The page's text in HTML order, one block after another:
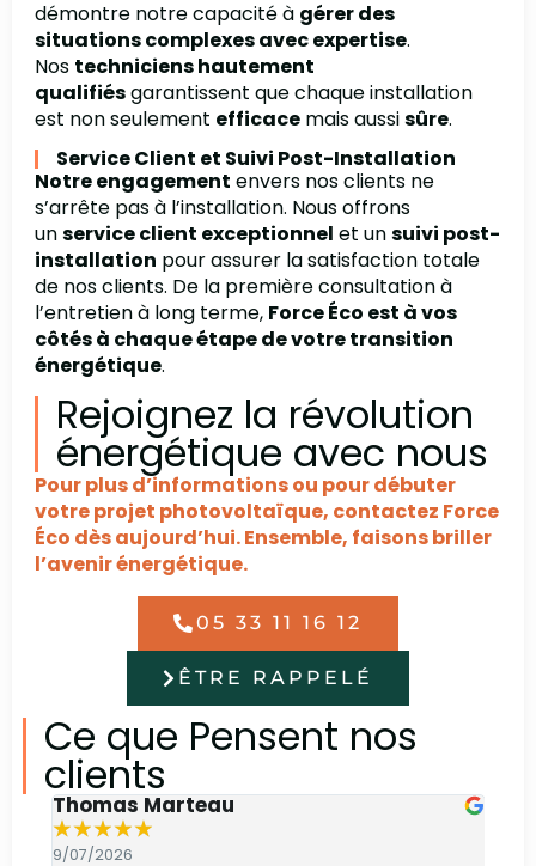
démontre notre capacité à gérer des
situations complexes avec expertise.
Nos techniciens hautement
qualifiésgarantissent que chaque installation
est non seulement efficacemais aussisûre.
Service Client et Suivi Post-Installation
Notre engagement envers nos clients ne
s’arrête pas à l’installation. Nous offrons
unservice client exceptionnel et unsuivi post-
installation pour assurer la satisfaction totale
de nos clients. De la première consultation à
l’entretien à long terme, Force Éco est à vos
côtés à chaque étape de votre transition
énergétique.
Rejoignez la révolution
énergétique avec nous
Pour plus d’informations ou pour débuter
votre projet photovoltaïque, contactez Force
Éco dès aujourd’hui. Ensemble, faisons briller
l’avenir énergétique.
05 33 11 16 12
ÊTRE RAPPELÉ
Ce que Pensent nos
clients
Thomas Marteau
★★★★★
9/07/2026